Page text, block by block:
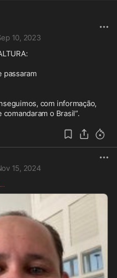
10, 2023
passaram
com informação,
o Brasil”.
15, 2024